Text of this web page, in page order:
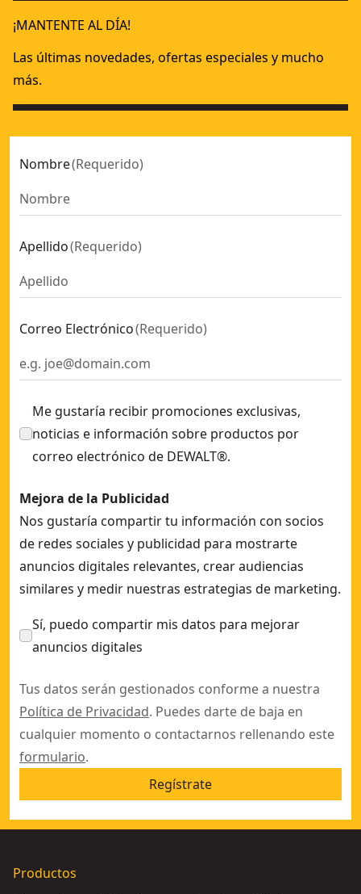
¡MANTENTE AL DÍA!
Las últimas novedades, ofertas especiales y mucho
más.
Nombre(Requerido)
Apellido(Requerido)
Correo Electrónico(Requerido)
Me gustaría recibir promociones exclusivas,
noticias e información sobre productos por
correo electrónico de DEWALT®.
Mejora de la Publicidad
Nos gustaría compartir tu información con socios
de redes sociales y publicidad para mostrarte
anuncios digitales relevantes, crear audiencias
similares y medir nuestras estrategias de marketing.
Sí, puedo compartir mis datos para mejorar
anuncios digitales
Tus datos serán gestionados conforme a nuestra
Política de Privacidad. Puedes darte de baja en
cualquier momento o contactarnos rellenando este
formulario.
Regístrate
Productos